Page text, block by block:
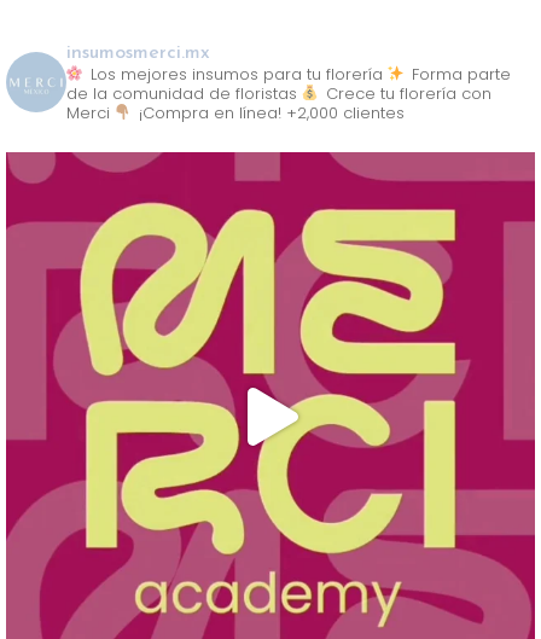
insumosmerci.mx
Los mejores insumos para tu florería
Forma parte
de la comunidad de floristas
Crece tu florería con
Merci
¡Compra en línea! +2,000 clientes